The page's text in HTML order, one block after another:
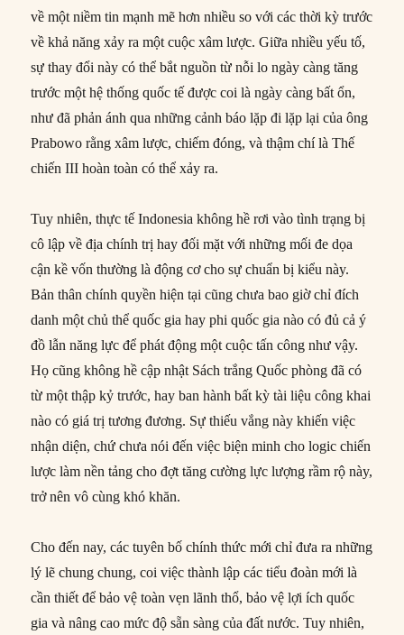
về một niềm tin mạnh mẽ hơn nhiều so với các thời kỳ trước
về khả năng xảy ra một cuộc xâm lược. Giữa nhiều yếu tố,
sự thay đổi này có thể bắt nguồn từ nỗi lo ngày càng tăng
trước một hệ thống quốc tế được coi là ngày càng bất ổn,
như đã phản ánh qua những cảnh báo lặp đi lặp lại của ông
Prabowo rằng xâm lược, chiếm đóng, và thậm chí là Thế
chiến III hoàn toàn có thể xảy ra.
Tuy nhiên, thực tế Indonesia không hề rơi vào tình trạng bị
cô lập về địa chính trị hay đối mặt với những mối đe dọa
cận kề vốn thường là động cơ cho sự chuẩn bị kiểu này.
Bản thân chính quyền hiện tại cũng chưa bao giờ chỉ đích
danh một chủ thể quốc gia hay phi quốc gia nào có đủ cả ý
đồ lẫn năng lực để phát động một cuộc tấn công như vậy.
Họ cũng không hề cập nhật Sách trắng Quốc phòng đã có
từ một thập kỷ trước, hay ban hành bất kỳ tài liệu công khai
nào có giá trị tương đương. Sự thiếu vắng này khiến việc
nhận diện, chứ chưa nói đến việc biện minh cho logic chiến
lược làm nền tảng cho đợt tăng cường lực lượng rầm rộ này,
trở nên vô cùng khó khăn.
Cho đến nay, các tuyên bố chính thức mới chỉ đưa ra những
lý lẽ chung chung, coi việc thành lập các tiểu đoàn mới là
cần thiết để bảo vệ toàn vẹn lãnh thổ, bảo vệ lợi ích quốc
gia và nâng cao mức độ sẵn sàng của đất nước. Tuy nhiên,